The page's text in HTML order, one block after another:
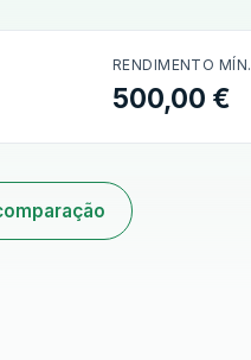
RENDIMENTO MÍN.
500,00 €